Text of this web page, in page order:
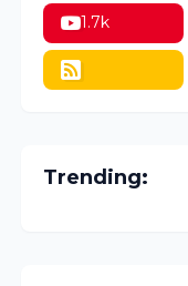
1.7k
Trending: